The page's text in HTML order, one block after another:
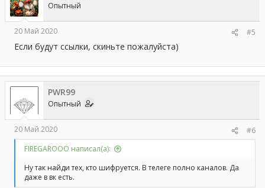
Опытный
20 Май 2020 #5
Если будут ссылки, скиньте пожалуйста)
PWR99
Опытный
20 Май 2020
#6
FIREGAROOO написал(а):
Ну так найди тех, кто шифруется. В телеге полно каналов. Да
даже в вк есть.